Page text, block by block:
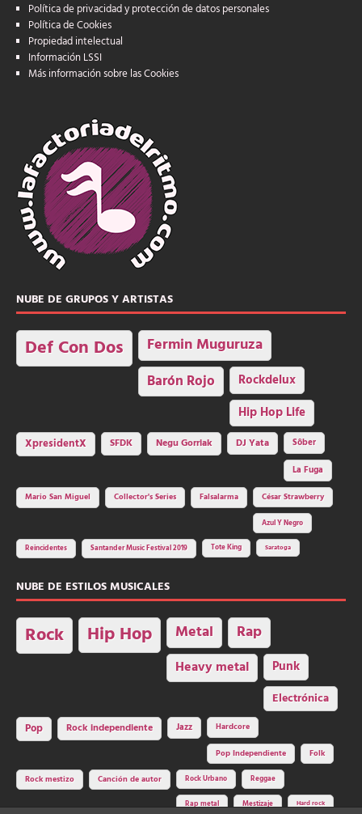
Política de privacidad y protección de datos personales
Política de Cookies
Propiedad intelectual
Información LSSI
Más información sobre las Cookies
NUBE DE GRUPOS Y ARTISTAS
Def Con Dos Fermin Muguruza
Barón Rojo Rockdelux
Hip Hop Life
XpresidentX SFDK Negu Gorriak DJ Yata
Sôber
La Fuga
Mario San Miguel
Collector's Series Falsalarma César Strawberry
Azul Y Negro
Reincidentes Santander Music Festival 2019 Tote King Saratoga
NUBE DE ESTILOS MUSICALES
Rock Hip Hop Metal Rap
Heavy metal Punk
Electrónica
Pop Rock independiente Jazz Hardcore
Pop Independiente Folk
Rock mestizo Canción de autor Rock Urbano Reggae
Rap metal Mestizaje Hard rock